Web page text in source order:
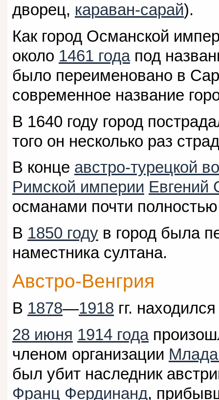
дворец, караван-сарай).
Как город Османской
около 1461 годапод
было переименовано в
современное название
В 1640 году город
того он несколько раз
В конце австро-турецкой
Римской империи Евгений
османами почти
В 1850 году в город была
наместника султана.
Австро-Венгрия
В 1878—1918 гг.
28 июня 1914 года
членом организации
был убит наследник
Франц Фердинанд,